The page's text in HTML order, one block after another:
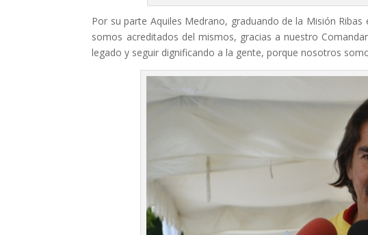
Por su parte Aquiles Medrano, graduando de la Misión
somos acreditados del mismos, gracias a nuestro
legado y seguir dignificando a la gente, porque nosotros